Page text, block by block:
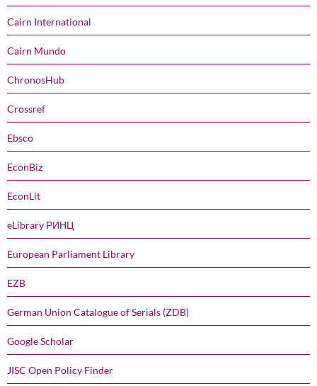
Cairn International
Cairn Mundo
ChronosHub
Crossref
Ebsco
EconBiz
EconLit
eLibrary РИНЦ
European Parliament Library
EZB
German Union Catalogue of Serials (ZDB)
Google Scholar
JISC Open Policy Finder